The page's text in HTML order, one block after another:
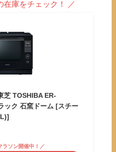
在庫をチェック！ ／
芝 TOSHIBA ER-
ック 石窯ドーム [スチー
ラソン開催中！／